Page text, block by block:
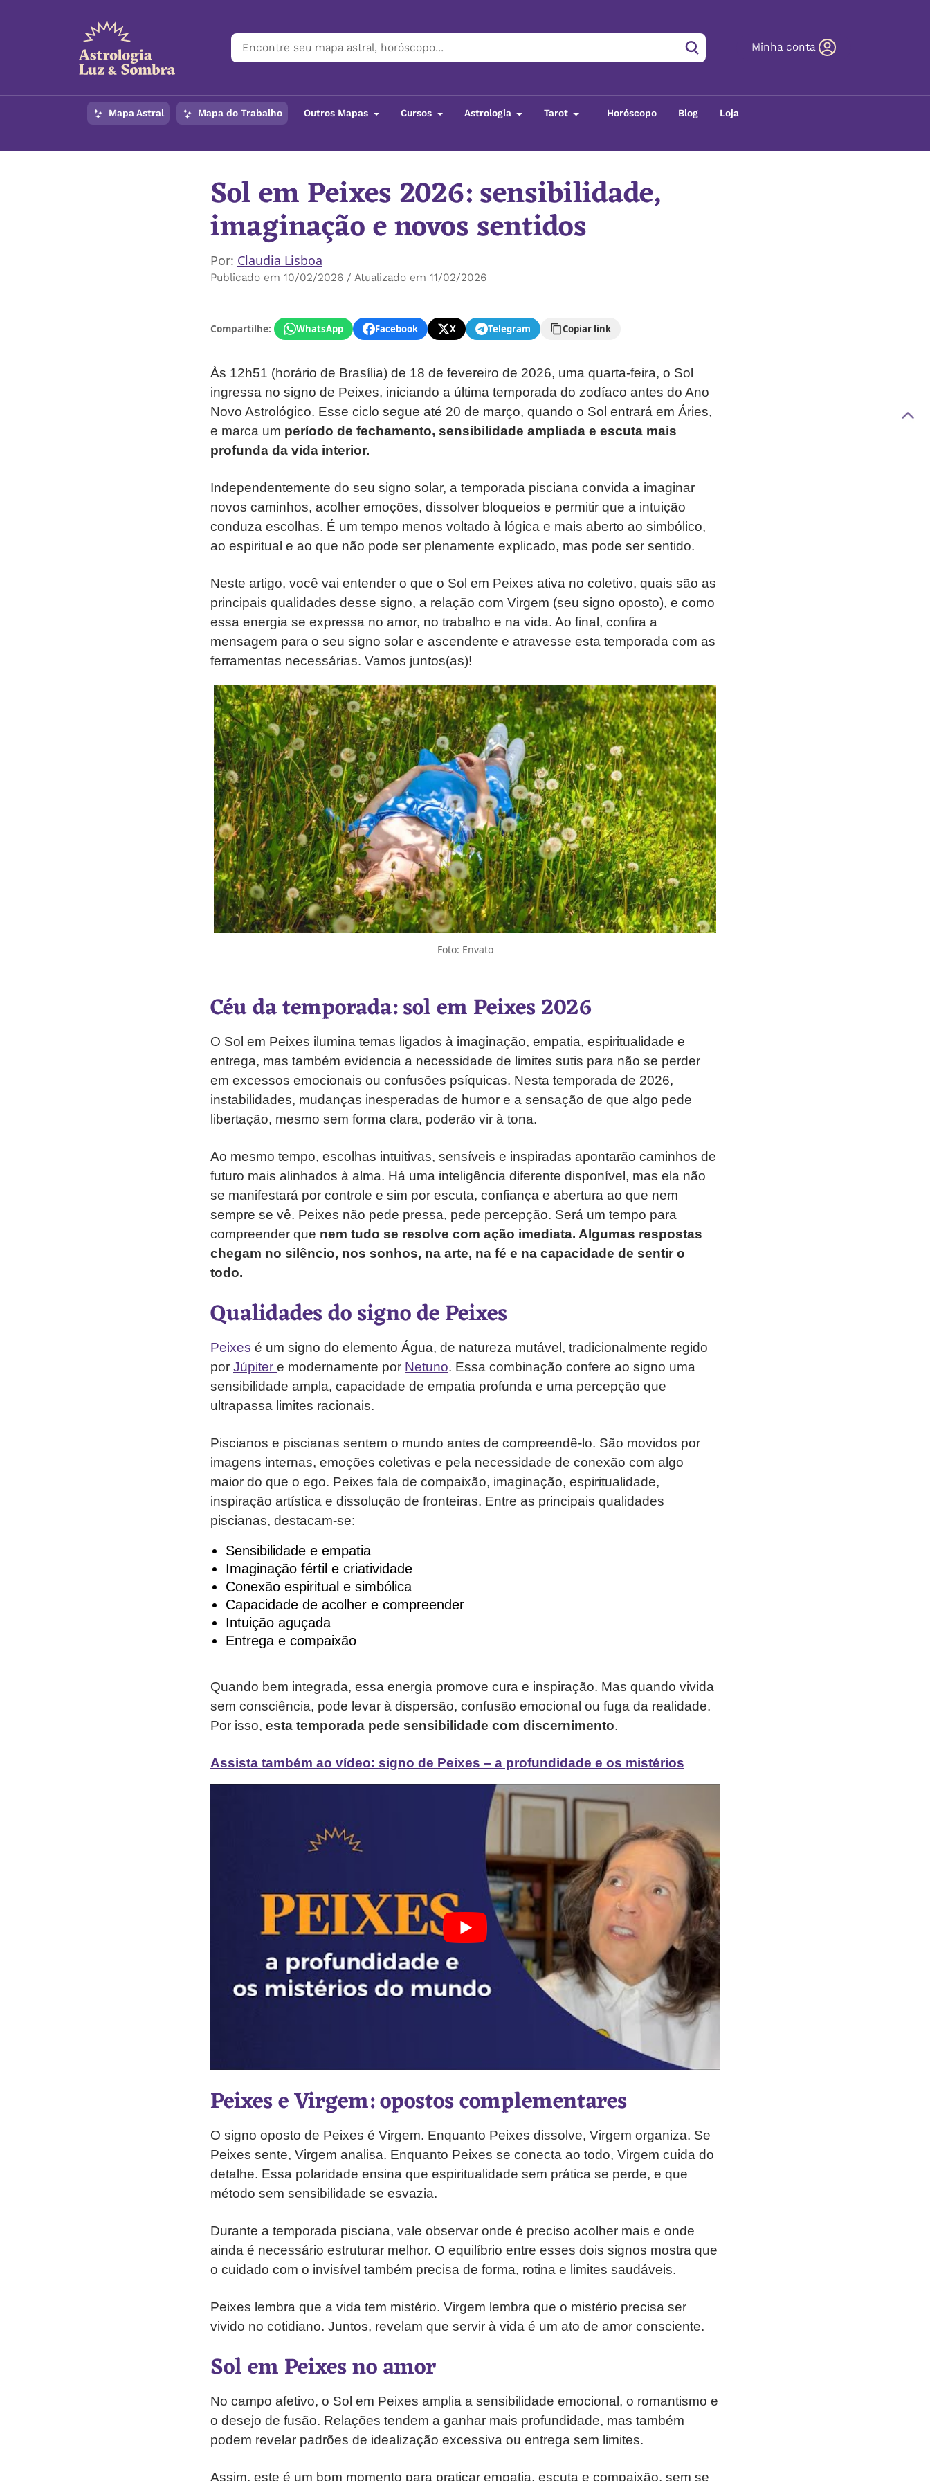
Minha conta
Mapa Astral Mapa do Trabalho Outros Mapas Cursos Astrologia Tarot Horóscopo Blog Loja
Sol em Peixes 2026: sensibilidade,
imaginação e novos sentidos
Por: Claudia Lisboa
Publicado em 10/02/2026 / Atualizado em 11/02/2026
Compartilhe: WhatsApp Facebook X Telegram Copiar link
Às 12h51 (horário de Brasília) de 18 de fevereiro de 2026, uma quarta-feira, o Sol
ingressa no signo de Peixes, iniciando a última temporada do zodíaco antes do Ano
Novo Astrológico. Esse ciclo segue até 20 de março, quando o Sol entrará em Áries,
e marca um período de fechamento, sensibilidade ampliada e escuta mais
profunda da vida interior.
Independentemente do seu signo solar, a temporada pisciana convida a imaginar
novos caminhos, acolher emoções, dissolver bloqueios e permitir que a intuição
conduza escolhas. É um tempo menos voltado à lógica e mais aberto ao simbólico,
ao espiritual e ao que não pode ser plenamente explicado, mas pode ser sentido.
Neste artigo, você vai entender o que o Sol em Peixes ativa no coletivo, quais são as
principais qualidades desse signo, a relação com Virgem (seu signo oposto), e como
essa energia se expressa no amor, no trabalho e na vida. Ao final, confira a
mensagem para o seu signo solar e ascendente e atravesse esta temporada com as
ferramentas necessárias. Vamos juntos(as)!
Foto: Envato
Céu da temporada: sol em Peixes 2026
O Sol em Peixes ilumina temas ligados à imaginação, empatia, espiritualidade e
entrega, mas também evidencia a necessidade de limites sutis para não se perder
em excessos emocionais ou confusões psíquicas. Nesta temporada de 2026,
instabilidades, mudanças inesperadas de humor e a sensação de que algo pede
libertação, mesmo sem forma clara, poderão vir à tona.
Ao mesmo tempo, escolhas intuitivas, sensíveis e inspiradas apontarão caminhos de
futuro mais alinhados à alma. Há uma inteligência diferente disponível, mas ela não
se manifestará por controle e sim por escuta, confiança e abertura ao que nem
sempre se vê. Peixes não pede pressa, pede percepção. Será um tempo para
compreender que nem tudo se resolve com ação imediata. Algumas respostas
chegam no silêncio, nos sonhos, na arte, na fé e na capacidade de sentir o
todo.
Qualidades do signo de Peixes
Peixes é um signo do elemento Água, de natureza mutável, tradicionalmente regido
por Júpiter e modernamente por Netuno. Essa combinação confere ao signo uma
sensibilidade ampla, capacidade de empatia profunda e uma percepção que
ultrapassa limites racionais.
Piscianos e piscianas sentem o mundo antes de compreendê-lo. São movidos por
imagens internas, emoções coletivas e pela necessidade de conexão com algo
maior do que o ego. Peixes fala de compaixão, imaginação, espiritualidade,
inspiração artística e dissolução de fronteiras. Entre as principais qualidades
piscianas, destacam-se:
Sensibilidade e empatia
Imaginação fértil e criatividade
Conexão espiritual e simbólica
Capacidade de acolher e compreender
Intuição aguçada
Entrega e compaixão
Quando bem integrada, essa energia promove cura e inspiração. Mas quando vivida
sem consciência, pode levar à dispersão, confusão emocional ou fuga da realidade.
Por isso, esta temporada pede sensibilidade com discernimento.
Assista também ao vídeo: signo de Peixes – a profundidade e os mistérios
Peixes e Virgem: opostos complementares
O signo oposto de Peixes é Virgem. Enquanto Peixes dissolve, Virgem organiza. Se
Peixes sente, Virgem analisa. Enquanto Peixes se conecta ao todo, Virgem cuida do
detalhe. Essa polaridade ensina que espiritualidade sem prática se perde, e que
método sem sensibilidade se esvazia.
Durante a temporada pisciana, vale observar onde é preciso acolher mais e onde
ainda é necessário estruturar melhor. O equilíbrio entre esses dois signos mostra que
o cuidado com o invisível também precisa de forma, rotina e limites saudáveis.
Peixes lembra que a vida tem mistério. Virgem lembra que o mistério precisa ser
vivido no cotidiano. Juntos, revelam que servir à vida é um ato de amor consciente.
Sol em Peixes no amor
No campo afetivo, o Sol em Peixes amplia a sensibilidade emocional, o romantismo e
o desejo de fusão. Relações tendem a ganhar mais profundidade, mas também
podem revelar padrões de idealização excessiva ou entrega sem limites.
Assim, este é um bom momento para praticar empatia, escuta e compaixão, sem se